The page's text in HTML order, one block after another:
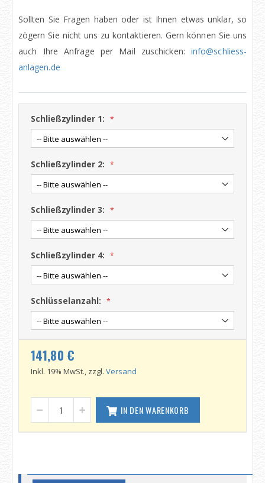
Sollten Sie Fragen haben oder ist Ihnen etwas unklar, so
zögern Sie nicht uns zu kontaktieren. Gern können Sie uns
auch Ihre Anfrage per Mail zuschicken:info@schliess-
anlagen.de
Schließzylinder 1:
Schließzylinder 2:
Schließzylinder 3:
Schließzylinder 4:
Schlüsselanzahl:
141,80 €
Inkl. 19% MwSt., zzgl. Versand
IN DEN WARENKORB